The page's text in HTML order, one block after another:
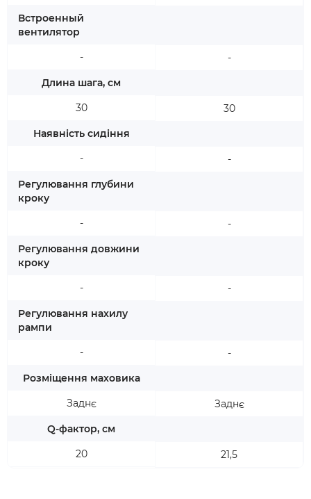
Встроенный
вентилятор
-
Длина шага, см
30
Наявність сидіння
-
Регулювання глубини
кроку
-
Регулювання довжини
кроку
-
Регулювання нахилу
рампи
-
Розміщення маховика
Заднє
Q-фактор, см
20
-
30
-
-
-
-
Заднє
21,5